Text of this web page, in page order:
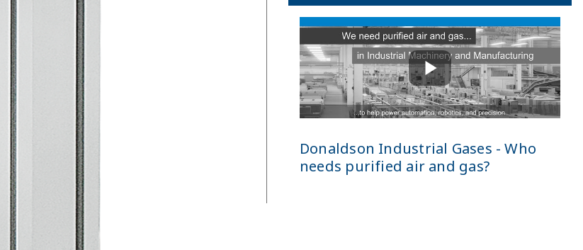
Donaldson Industrial Gases - Who
needs purified air and gas?